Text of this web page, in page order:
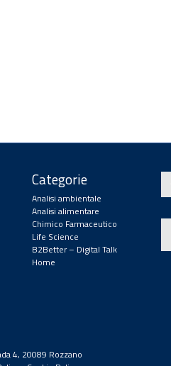
Categorie
Analisi ambientale
Analisi alimentare
Chimico Farmaceutico
Life Science
B2Better – Digital Talk
Home
4, 20089 Rozzano